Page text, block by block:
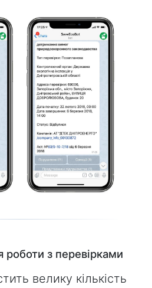
роботи з перевірками
велику кількість